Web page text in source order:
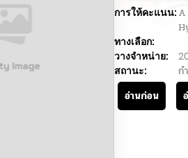
การให้คะแนน:
ทางเลือก:
วางจำหน่าย:
สถานะ:
ก
อ่านก่อน